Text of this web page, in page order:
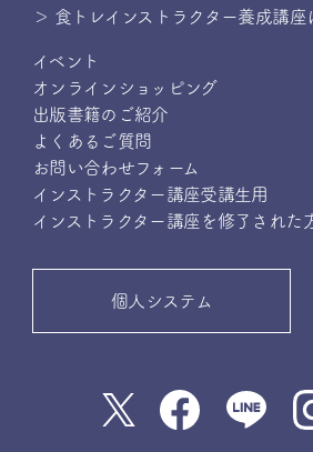
＞ 食トレインストラクター養成講座
イベント
オンラインショッピング
出版書籍のご紹介
よくあるご質問
お問い合わせフォーム
インストラクター講座受講生用
インストラクター講座を修了された
個人システム